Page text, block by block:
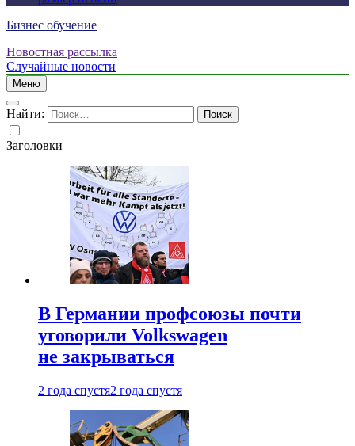
Бизнес обучение
Новостная рассылка
Случайные новости
Меню
Найти:
Заголовки
В Германии профсоюзы почти
уговорили Volkswagen
не закрываться
2 года спустя2 года спустя